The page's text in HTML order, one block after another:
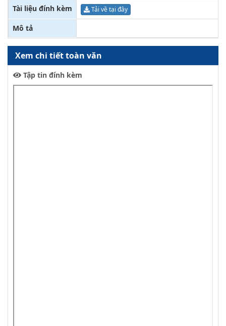
Tài liệu đính kèm
Tải về tại đây
Mô tả
Xem chi tiết toàn văn
Tập tin đính kèm